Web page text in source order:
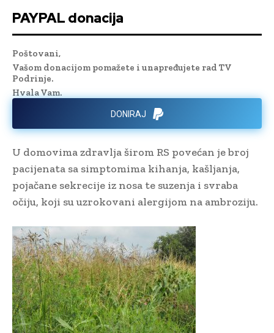
PAYPAL donacija
Poštovani,
Vašom donacijom pomažete i unapređujete rad TV
Podrinje.
Hvala Vam.
DONIRAJ
U domovima zdravlja širom RS povećan je broj
pacijenata sa simptomima kihanja, kašljanja,
pojačane sekrecije iz nosa te suzenja i svraba
očiju, koji su uzrokovani alergijom na ambroziju.